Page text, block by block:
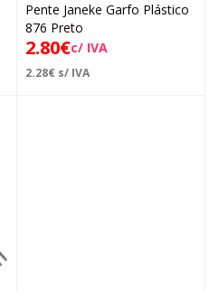
Pente Janeke Garfo Plástico
876 Preto
2.80€c/ IVA
2.28€ s/ IVA